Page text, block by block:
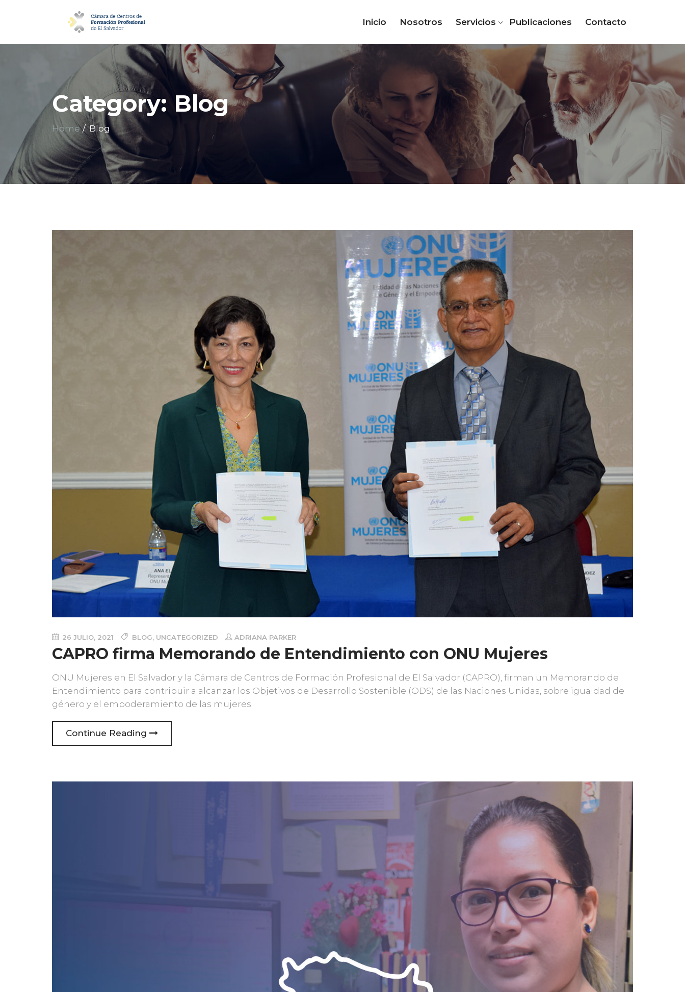
Inicio Nosotros Servicios Publicaciones Contacto
Category:Blog
Home Blog
26 JULIO, 2021 BLOG, UNCATEGORIZED ADRIANA PARKER
CAPRO firma Memorando de Entendimiento con ONU Mujeres
ONU Mujeres en El Salvador y la Cámara de Centros de Formación Profesional de El Salvador (CAPRO), firman un Memorando de
Entendimiento para contribuir a alcanzar los Objetivos de Desarrollo Sostenible (ODS) de las Naciones Unidas, sobre igualdad de
género y el empoderamiento de las mujeres.
Continue Reading